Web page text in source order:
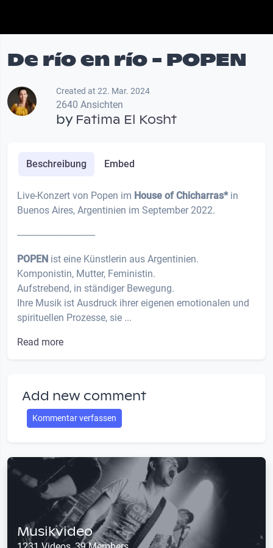
De río en río - POPEN
Created at 22. Mar. 2024
2640 Ansichten
by Fatima El Kosht
Beschreibung Embed
Live-Konzert von Popen im House of Chicharras*in
Buenos Aires, Argentinien im September 2022.
--------------------------------
POPEN ist eine Künstlerin aus Argentinien.
Komponistin, Mutter, Feministin.
Aufstrebend, in ständiger Bewegung.
Ihre Musik ist Ausdruck ihrer eigenen emotionalen und
spirituellen Prozesse, sie ...
Read more
Add new comment
Kommentar verfassen
Musikvideo